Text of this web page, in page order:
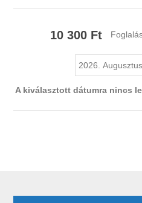
10 300 Ft
A kiválasztott dátumra nincs